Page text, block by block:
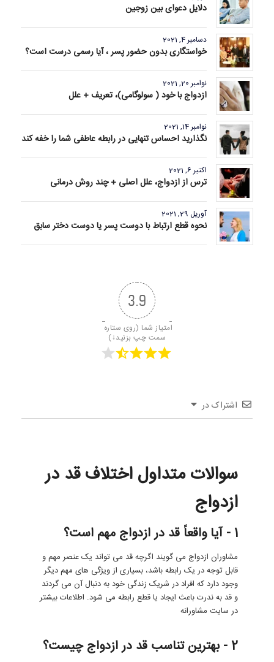
دلایل دعوای بین زوجین
دسامبر 4, 2021
خواستگاری بدون حضور پسر ، آیا رسمی درست است؟
نوامبر 20, 2021
ازدواج با خود ( سولوگامی)، تعریف + علل
نوامبر 14, 2021
نگذارید احساس تنهایی در رابطه عاطفی شما را خفه کند
اکتبر 6, 2021
ترس از ازدواج، علل اصلی + چند روش درمانی
آوریل 29, 2021
نحوه قطع ارتباط با دوست پسر یا دوست دختر سابق
3.9
امتیاز شما (روی ستاره
سمت چپ بزنید↓)
اشتراک در
سوالات متداول اختلاف قد در
ازدواج
1 - آیا واقعاً قد در ازدواج مهم است؟
مشاوران ازدواج می گویند اگرچه قد می تواند یک عنصر مهم و
قابل توجه در یک رابطه باشد، بسیاری از ویژگی های مهم دیگر
وجود دارد که افراد در شریک زندگی خود به دنبال آن می گردند
و قد به ندرت باعث ایجاد یا قطع رابطه می شود. اطلاعات بیشتر
در سایت مشاورانه
2 - بهترین تناسب قد در ازدواج چیست؟